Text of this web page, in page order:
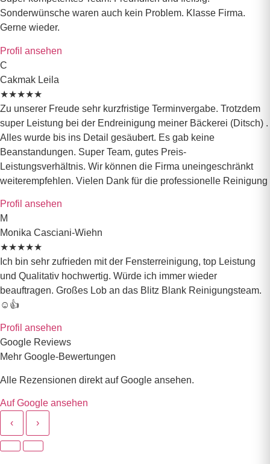
Sonderwünsche waren auch kein Problem. Klasse Firma.
Gerne wieder.
Profil ansehen
C
Cakmak Leila
★★★★★
Zu unserer Freude sehr kurzfristige Terminvergabe. Trotzdem
super Leistung bei der Endreinigung meiner Bäckerei (Ditsch) .
Alles wurde bis ins Detail gesäubert. Es gab keine
Beanstandungen. Super Team, gutes Preis-
Leistungsverhältnis. Wir können die Firma uneingeschränkt
weiterempfehlen. Vielen Dank für die professionelle Reinigung
Profil ansehen
M
Monika Casciani-Wiehn
★★★★★
Ich bin sehr zufrieden mit der Fensterreinigung, top Leistung
und Qualitativ hochwertig. Würde ich immer wieder
beauftragen. Großes Lob an das Blitz Blank Reinigungsteam.
☺️👍
Profil ansehen
Google Reviews
Mehr Google-Bewertungen
Alle Rezensionen direkt auf Google ansehen.
Auf Google ansehen
‹
›